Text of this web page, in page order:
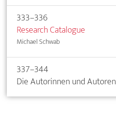
333–336
Research Catalogue
Michael Schwab
337–344
Die Autorinnen und Autoren